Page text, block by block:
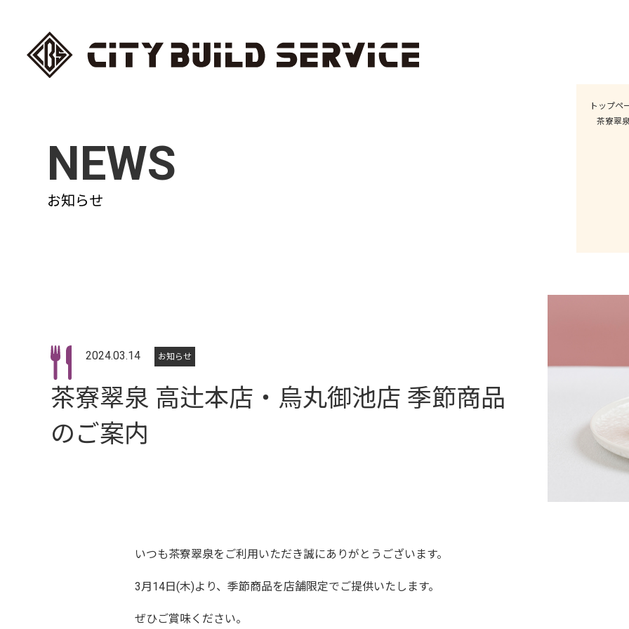
NEWS
お知らせ
トップペ
茶寮翠
2024.03.14 お知らせ
茶寮翠泉 高辻本店・烏丸御池店 季節商品
のご案内
いつも茶寮翠泉をご利用いただき誠にありがとうございます。
3月14日(木)より、季節商品を店舗限定でご提供いたします。
ぜひご賞味ください。